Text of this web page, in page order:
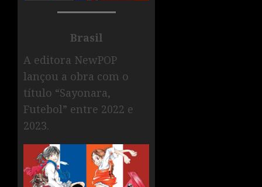
Brasil
A editora NewPOP
lançou a obra com o
título “Sayonara,
Futebol” entre 2022 e
2023.